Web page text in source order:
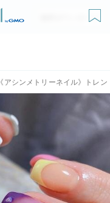
無料ダウンロード
《アシンメトリーネイル》トレ